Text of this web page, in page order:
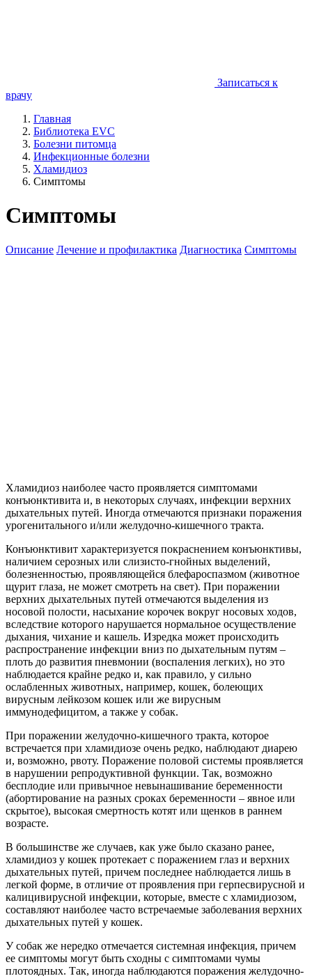
Записаться к
врачу
Главная
Библиотека EVC
Болезни питомца
Инфекционные болезни
Хламидиоз
Симптомы
Симптомы
Описание Лечение и профилактика Диагностика Симптомы
Хламидиоз наиболее часто проявляется симптомами
конъюнктивита и, в некоторых случаях, инфекции верхних
дыхательных путей. Иногда отмечаются признаки поражения
урогенитального и/или желудочно-кишечного тракта.
Конъюнктивит характеризуется покраснением конъюнктивы,
наличием серозных или слизисто-гнойных выделений,
болезненностью, проявляющейся блефароспазмом (животное
щурит глаза, не может смотреть на свет). При поражении
верхних дыхательных путей отмечаются выделения из
носовой полости, насыхание корочек вокруг носовых ходов,
вследствие которого нарушается нормальное осуществление
дыхания, чихание и кашель. Изредка может происходить
распространение инфекции вниз по дыхательным путям –
плоть до развития пневмонии (воспаления легких), но это
наблюдается крайне редко и, как правило, у сильно
ослабленных животных, например, кошек, болеющих
вирусным лейкозом кошек или же вирусным
иммунодефицитом, а также у собак.
При поражении желудочно-кишечного тракта, которое
встречается при хламидиозе очень редко, наблюдают диарею
и, возможно, рвоту. Поражение половой системы проявляется
в нарушении репродуктивной функции. Так, возможно
бесплодие или привычное невынашивание беременности
(абортирование на разных сроках беременности – явное или
скрытое), высокая смертность котят или щенков в раннем
возрасте.
В большинстве же случаев, как уже было сказано ранее,
хламидиоз у кошек протекает с поражением глаз и верхних
дыхательных путей, причем последнее наблюдается лишь в
легкой форме, в отличие от проявления при герпесвирусной и
калицивирусной инфекции, которые, вместе с хламидиозом,
составляют наиболее часто встречаемые заболевания верхних
дыхательных путей у кошек.
У собак же нередко отмечается системная инфекция, причем
ее симптомы могут быть сходны с симптомами чумы
плотоядных. Так, иногда наблюдаются поражения желудочно-